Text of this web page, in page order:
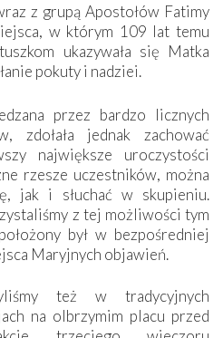
z grupą Apostołów Fatimy
w którym 109 lat temu
ukazywała się Matka
pokuty i nadziei.
przez bardzo licznych
zdołała jednak zachować
największe uroczystości
rzesze uczestników, można
jak i słuchać w skupieniu.
z tej możliwości tym
był w bezpośredniej
Maryjnych objawień.
też w tradycyjnych
na olbrzymim placu przed